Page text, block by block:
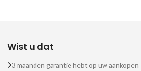
Wist u dat
3 maanden garantie hebt op uw aankopen